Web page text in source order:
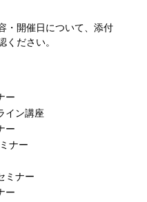
・開催日について、添付
ください。
ー
イン講座
ー
ナー
ミナー
ー